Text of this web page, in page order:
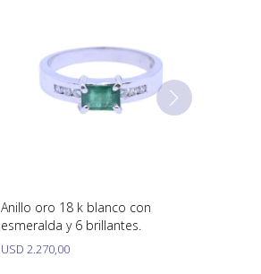
Anillo oro 18 k blanco con
esmeralda y 6 brillantes.
USD 2.270,00